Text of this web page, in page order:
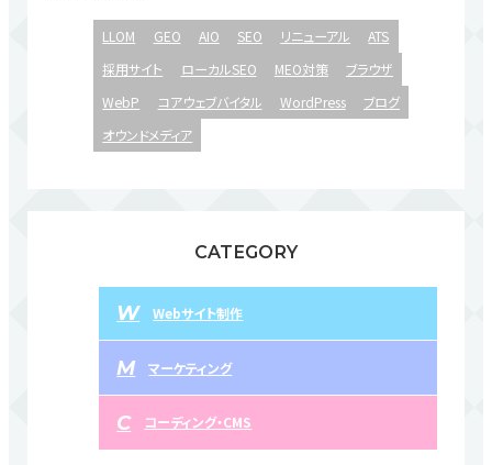
LLOM GEO AIO SEO リニューアル
ATS
採用サイト
ローカルSEO MEO対策
ブラウザ
WebP
コアウェブバイタル WordPress
ブログ
オウンドメディア
CATEGORY
W Webサイト制作
M マーケティング
C コーディング・CMS